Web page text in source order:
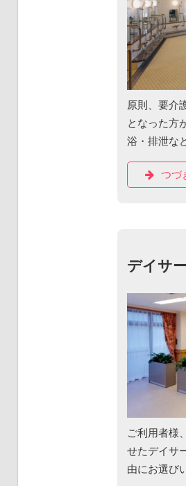
原則、要介
となった方
浴・排泄な
つづ
デイサ
ご利用者様
せたデイサ
由にお選び